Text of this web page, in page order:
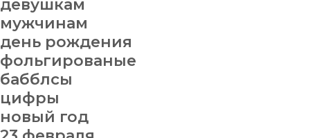
девушкам
мужчинам
день рождения
фольгированые
бабблсы
цифры
новый год